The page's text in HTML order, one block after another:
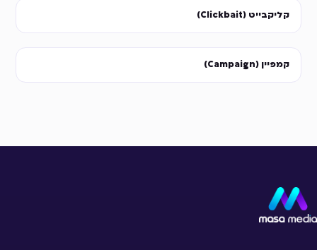
קליקבייט (Clickbait)
קמפיין (Campaign)